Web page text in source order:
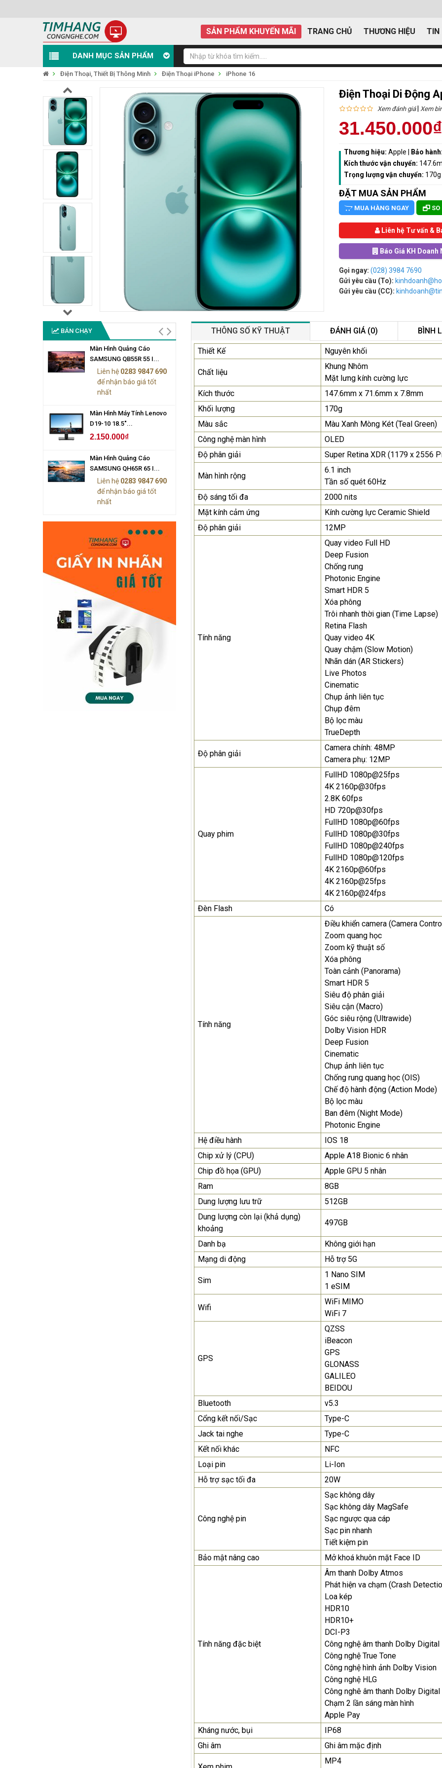
SẢN PHẨM KHUYẾN MÃI TRANG CHỦ THƯƠNG HIỆU TIN
DANH MỤC SẢN PHẨM
Điện Thoại, Thiết Bị Thông Minh Điện Thoại iPhone iPhone 16
Điện Thoại Di Động
Xem đánh giá| Xem
31.450.000₫
Thương hiệu: Apple
Bảo
Kích thước vận chuyển:
Trọng lượng vận chuyển: 170g
ĐẶT MUA SẢN PHẨM
MUA HÀNG NGAY SO
Liên hệ Tư vấn &
Báo Giá KH Doanh
Gọi ngay: (028) 3984 7690
Gửi yêu cầu (To):
Gửi yêu cầu (CC):
BÁN CHẠY
Màn Hình Quảng Cáo
SAMSUNG QB55R 55 I...
Liên hệ 0283 9847 690
để nhận báo giá tốt
nhất
Màn Hình Máy Tính Lenovo
D19-10 18.5"...
2.150.000₫
Màn Hình Quảng Cáo
SAMSUNG QH65R 65 I...
Liên hệ 0283 9847 690
để nhận báo giá tốt
nhất
Màn Hình Quảng Cáo
SAMSUNG QB55R 55 I...
Liên hệ
để nhận báo giá tốt
nhất
D19-10 18.5"...
Màn Hình Quảng Cáo
Liên hệ0283 9847 690
để nhận báo giá tốt
THÔNG SỐ KỸ THUẬT ĐÁNH GIÁ (0) BÌNH
Thiết Kế Nguyên khối
Chất liệu
Khung Nhôm
Mặt lưng kính cường lực
Kích thước
147.6mm x 71.6mm x 7.8mm
Khối lượng
170g
Màu sắc
Màu Xanh Mòng Két (Teal Green)
Công nghệ màn hình
OLED
Độ phân giải
Super Retina XDR (1179 x 2556
Màn hình rộng
6.1 inch
Tần số quét 60Hz
Độ sáng tối đa
2000 nits
Mặt kính cảm ứng
Kính cường lực Ceramic Shield
Độ phân giải
12MP
Tính năng
Quay video Full HD
Deep Fusion
Chống rung
Photonic Engine
Smart HDR 5
Xóa phông
Trôi nhanh thời gian (Time Lapse)
Retina Flash
Quay video 4K
Quay chậm (Slow Motion)
Nhãn dán (AR Stickers)
Live Photos
Cinematic
Chụp ảnh liên tục
Chụp đêm
Bộ lọc màu
TrueDepth
Độ phân giải
Camera chính: 48MP
Camera phụ: 12MP
Quay phim
FullHD 1080p@25fps
4K 2160p@30fps
2.8K 60fps
HD 720p@30fps
FullHD 1080p@60fps
FullHD 1080p@30fps
FullHD 1080p@240fps
FullHD 1080p@120fps
4K 2160p@60fps
4K 2160p@25fps
4K 2160p@24fps
Đèn Flash
Có
Tính năng
Điều khiển camera (Camera
Zoom quang học
Zoom kỹ thuật số
Xóa phông
Toàn cảnh (Panorama)
Smart HDR 5
Siêu độ phân giải
Siêu cận (Macro)
Góc siêu rộng (Ultrawide)
Dolby Vision HDR
Deep Fusion
Cinematic
Chụp ảnh liên tục
Chống rung quang học (OIS)
Chế độ hành động (Action Mode)
Bộ lọc màu
Ban đêm (Night Mode)
Photonic Engine
Hệ điều hành
IOS 18
Chip xử lý (CPU)
Apple A18 Bionic 6 nhân
Chip đồ họa (GPU)
Apple GPU 5 nhân
Ram
8GB
Dung lượng lưu trữ
512GB
Dung lượng còn lại (khả dụng)
khoảng
497GB
Danh bạ
Không giới hạn
Mạng di động
Hỗ trợ 5G
Sim
1 Nano SIM
1 eSIM
Wifi
WiFi MIMO
WiFi 7
GPS
QZSS
iBeacon
GPS
GLONASS
GALILEO
BEIDOU
Bluetooth
v5.3
Cổng kết nối/Sạc
Type-C
Jack tai nghe
Type-C
Kết nối khác
NFC
Loại pin
Li-Ion
Hỗ trợ sạc tối đa
20W
Công nghệ pin
Sạc không dây
Sạc không dây MagSafe
Sạc ngược qua cáp
Sạc pin nhanh
Tiết kiệm pin
Bảo mật nâng cao
Mở khoá khuôn mặt Face ID
Tính năng đặc biệt
Âm thanh Dolby Atmos
Phát hiện va chạm (Crash
Loa kép
HDR10
HDR10+
DCI-P3
Công nghệ âm thanh Dolby
Công nghệ True Tone
Công nghệ hình ảnh Dolby Vision
Công nghệ HLG
Công nghê âm thanh Dolby Digital
Chạm 2 lần sáng màn hình
Apple Pay
Kháng nước, bụi
IP68
Ghi âm
Ghi âm mặc định
MP4